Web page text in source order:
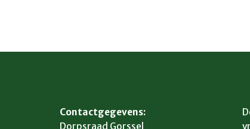
Contactgegevens:
Dorpsraad Gorssel